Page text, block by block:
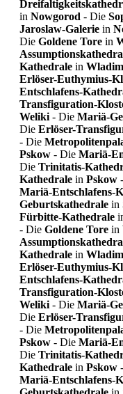
in Nowgorod - Die
Jaroslaw-Galerie in
Die Goldene Tore in
Kathedrale in
Erlöser-Euthymius-
Entschlafens-
Transfiguration-
Weliki - Die Mariä-
Die Erlöser-
- Die
Pskow - Die Mariä-
Die Trinitatis-
Kathedrale in Pskow
Mariä-Entschlafens-
Geburtskathedrale in
Fürbitte-Kathedrale
- Die Goldene Tore in
Kathedrale in
Erlöser-Euthymius-
Entschlafens-
Transfiguration-
Weliki - Die Mariä-
Die Erlöser-
- Die
Pskow - Die Mariä-
Die Trinitatis-
Kathedrale in Pskow
Mariä-Entschlafens-